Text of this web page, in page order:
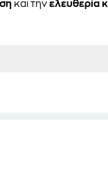
και την ελευθερία